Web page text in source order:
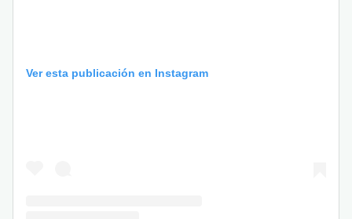
Ver esta publicación en Instagram